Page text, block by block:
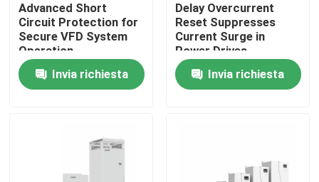
Contattaci
Notizie
azionamento variabile di frequenza del vfd
Advanced Short
Circuit Protection for
Secure VFD System
Operation
Invia richiesta
Delay Overcurrent
Reset Suppresses
Current Surge in
Power Drives
Invia richiesta